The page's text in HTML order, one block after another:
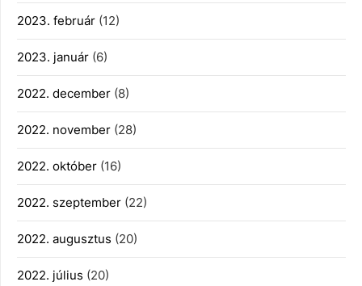
2023. február (12)
2023. január (6)
2022. december (8)
2022. november (28)
2022. október (16)
2022. szeptember (22)
2022. augusztus (20)
2022. július (20)